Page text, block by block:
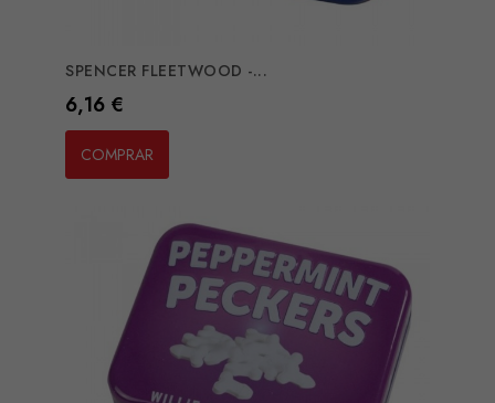
SPENCER FLEETWOOD -...
Preço
6,16 €
COMPRAR